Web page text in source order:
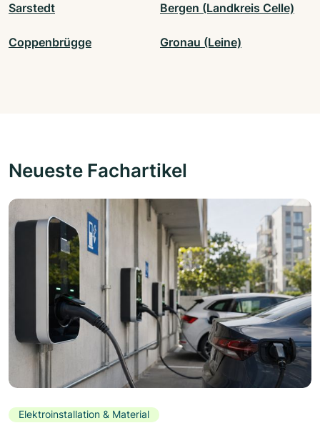
Sarstedt Bergen (Landkreis Celle)
Coppenbrügge Gronau (Leine)
Neueste Fachartikel
Elektroinstallation & Material